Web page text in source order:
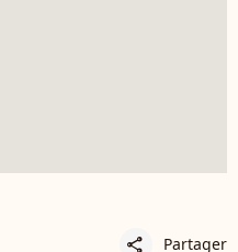
share Partager